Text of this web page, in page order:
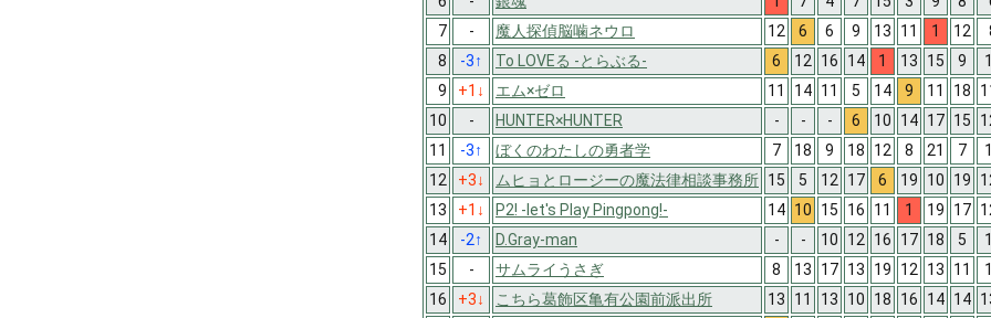
7
- 魔人探偵脳噛ネウロ 12 6 6 9 13 11 1 12
8
-3↑ To LOVEる -とらぶる- 6 12 16 14 1 13 15 9
9
+1 ↓ エム×ゼロ 11 14 11 5 14 9 11 18
10
- HUNTER×HUNTER - - - 6 10 14 17 15
11
-3↑ ぼくのわたしの勇者学 7 18 9 18 12 8 21 7
12
+3↓ ムヒョとロージーの魔法律相談事務所 15 5 12 17 6 19 10 19
13
+1 ↓ P2! -let's Play Pingpong!- 14 10 15 16 11 1 19 17
14
-2↑ D.Gray-man - - 10 12 16 17 18 5
15
- サムライうさぎ 8 13 17 13 19 12 13 11
16
+3↓ こちら葛飾区亀有公園前派出所 13 11 13 10 18 16 14 14